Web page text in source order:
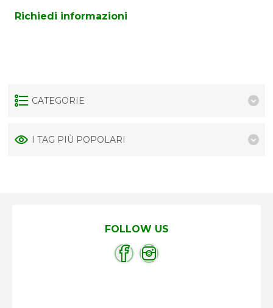
Richiedi informazioni
CATEGORIE
I TAG PIÙ POPOLARI
FOLLOW US